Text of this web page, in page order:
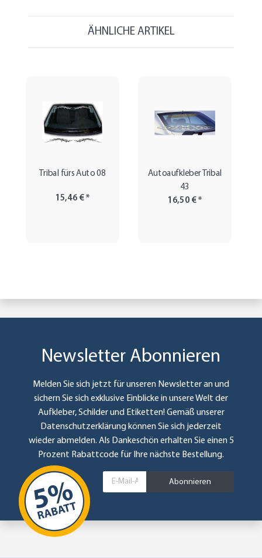
ÄHNLICHE ARTIKEL
Tribal fürs Auto 08
15,46 €*
Autoaufkleber Tribal
43
16,50 €*
Newsletter Abonnieren
Melden Sie sich jetzt für unseren Newsletter an und
sichern Sie sich exklusive Einblicke in unsere Welt der
Aufkleber, Schilder und Etiketten! Gemäß unserer
Datenschutzerklärungkönnen Sie sich jederzeit
wieder abmelden. Als Dankeschön erhalten Sie einen 5
Prozent Rabattcode für Ihre nächste Bestellung.
Abonnieren